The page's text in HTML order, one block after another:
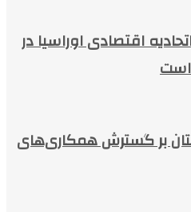
اقتصادی اوراسیا در
بر گسترش همکاری‌های